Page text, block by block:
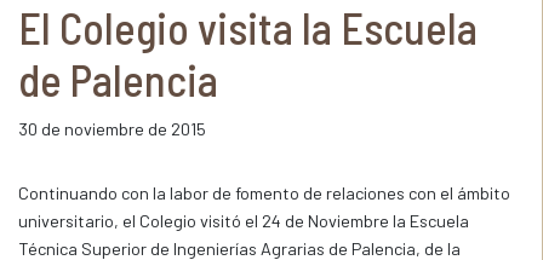
El Colegio visita la Escuela
de Palencia
30 de noviembre de 2015
Continuando con la labor de fomento de relaciones con el ámbito
universitario, el Colegio visitó el 24 de Noviembre la Escuela
Técnica Superior de Ingenierías Agrarias de Palencia, de la